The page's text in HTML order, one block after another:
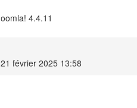
4.4.11
février 2025 13:58